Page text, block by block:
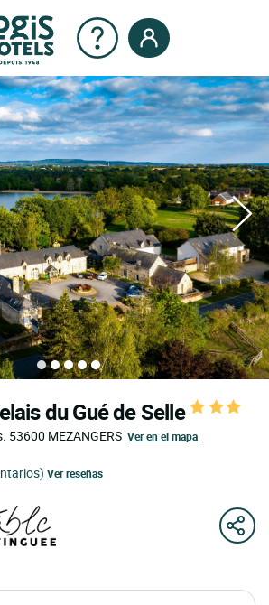
du Gué de Selle
53600 MEZANGERS Ver en el mapa
Ver reseñas